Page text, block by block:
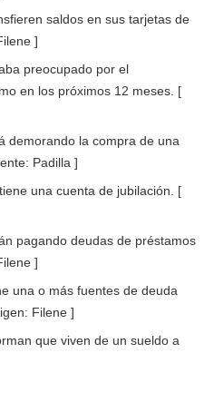
saldos en sus tarjetas de
]
preocupado por el
en los próximos 12 meses. [
demorando la compra de una
Padilla ]
una cuenta de jubilación. [
pagando deudas de préstamos
]
una o más fuentes de deuda
Filene ]
que viven de un sueldo a